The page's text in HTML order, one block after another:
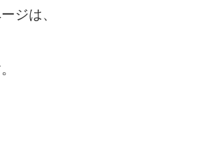
ジは、